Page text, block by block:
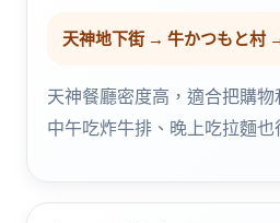
天神地下街 → 牛かつもと村
天神餐廳密度高，適合把購物
中午吃炸牛排、晚上吃拉麵也